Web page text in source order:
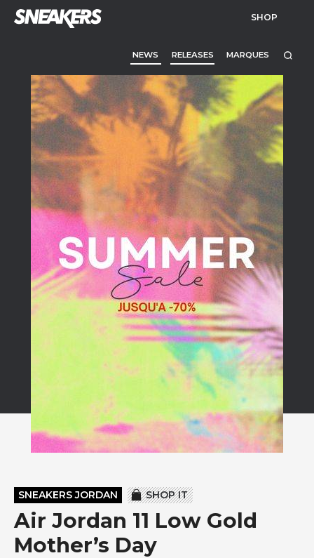
SHOP
NEWS RELEASES MARQUES
SNEAKERS JORDAN SHOP IT
Air Jordan 11 Low Gold
Mother’s Day